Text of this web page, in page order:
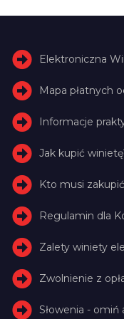
Elektroniczna
Mapa płatnych
Informacje
Jak kupić
Kto musi
Regulamin dla
Zalety winiety
Zwolnienie z
Słowenia - omiń